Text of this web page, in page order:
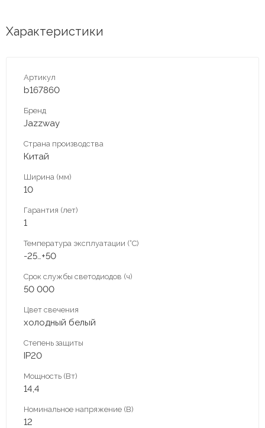
Характеристики
Артикул
b167860
Бренд
Jazzway
Страна производства
Китай
Ширина (мм)
10
Гарантия (лет)
1
Температура эксплуатации (°С)
-25…+50
Срок службы светодиодов (ч)
50 000
Цвет свечения
холодный белый
Степень защиты
IP20
Мощность (Вт)
14,4
Номинальное напряжение (В)
12